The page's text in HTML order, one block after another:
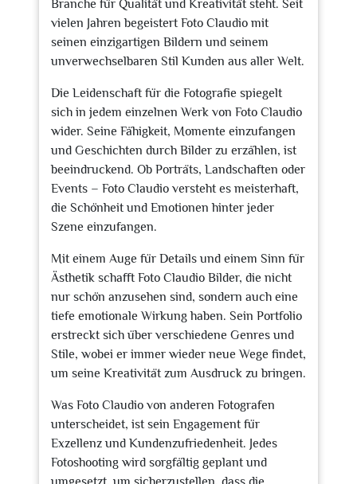
Branche für Qualität und Kreativität steht. Seit
vielen Jahren begeistert Foto Claudio mit
seinen einzigartigen Bildern und seinem
unverwechselbaren Stil Kunden aus aller Welt.
Die Leidenschaft für die Fotografie spiegelt
sich in jedem einzelnen Werk von Foto Claudio
wider. Seine Fähigkeit, Momente einzufangen
und Geschichten durch Bilder zu erzählen, ist
beeindruckend. Ob Porträts, Landschaften oder
Events – Foto Claudio versteht es meisterhaft,
die Schönheit und Emotionen hinter jeder
Szene einzufangen.
Mit einem Auge für Details und einem Sinn für
Ästhetik schafft Foto Claudio Bilder, die nicht
nur schön anzusehen sind, sondern auch eine
tiefe emotionale Wirkung haben. Sein Portfolio
erstreckt sich über verschiedene Genres und
Stile, wobei er immer wieder neue Wege findet,
um seine Kreativität zum Ausdruck zu bringen.
Was Foto Claudio von anderen Fotografen
unterscheidet, ist sein Engagement für
Exzellenz und Kundenzufriedenheit. Jedes
Fotoshooting wird sorgfältig geplant und